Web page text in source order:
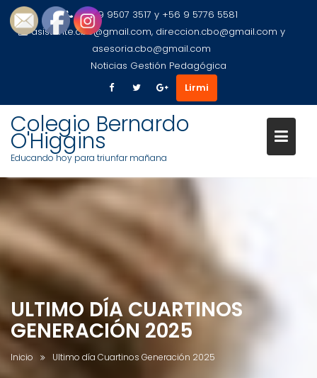
Saltar
contenido
+56 9 9507 3517 y +56 9 5776 5581
asistente.cbo@gmail.com, direccion.cbo@gmail.com y
asesoria.cbo@gmail.com
Noticias Misión, Visión y Sellos.
Lirmi
Colegio Bernardo
O'Higgins
Educando hoy para triunfar mañana
ULTIMO DÍA CUARTINOS
GENERACIÓN 2025
Inicio Ultimo día Cuartinos Generación 2025